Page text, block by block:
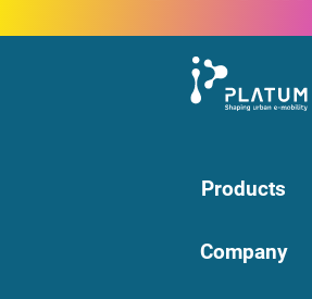
Products
Company